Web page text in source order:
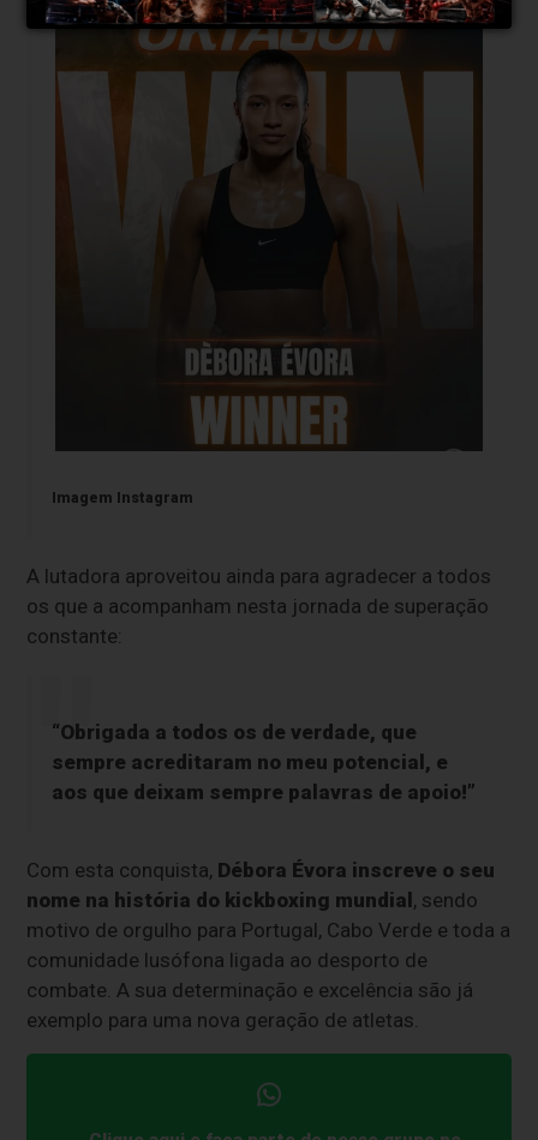
Imagem Instagram
A lutadora aproveitou ainda para agradecer a todos
os que a acompanham nesta jornada de superação
constante:
“Obrigada a todos os de verdade, que
sempre acreditaram no meu potencial, e
aos que deixam sempre palavras de apoio!”
Com esta conquista, Débora Évora inscreve o seu
nome na história do kickboxing mundial , sendo
motivo de orgulho para Portugal, Cabo Verde e toda a
comunidade lusófona ligada ao desporto de
combate. A sua determinação e excelência são já
exemplo para uma nova geração de atletas.